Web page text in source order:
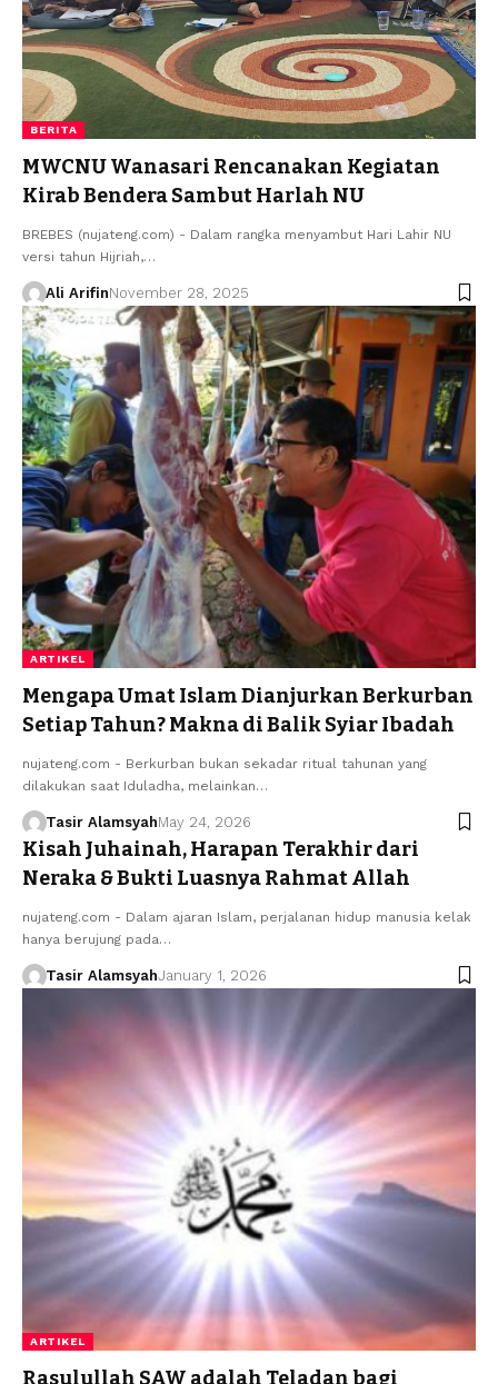
BERITA
MWCNU Wanasari Rencanakan Kegiatan
Kirab Bendera Sambut Harlah NU
BREBES (nujateng.com) - Dalam rangka menyambut Hari Lahir NU
versi tahun Hijriah,…
Ali ArifinNovember 28, 2025
ARTIKEL
Mengapa Umat Islam Dianjurkan Berkurban
Setiap Tahun? Makna di Balik Syiar Ibadah
nujateng.com - Berkurban bukan sekadar ritual tahunan yang
dilakukan saat Iduladha, melainkan…
Tasir AlamsyahMay 24, 2026
Kisah Juhainah, Harapan Terakhir dari
Neraka & Bukti Luasnya Rahmat Allah
nujateng.com - Dalam ajaran Islam, perjalanan hidup manusia kelak
hanya berujung pada…
Tasir AlamsyahJanuary 1, 2026
ARTIKEL
Rasulullah SAW adalah Teladan bagi